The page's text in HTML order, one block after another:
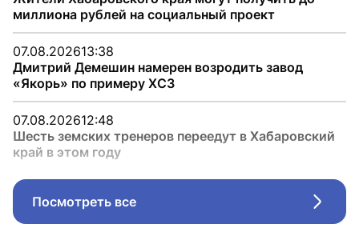
миллиона рублей на социальный проект
07.08.202613:38
Дмитрий Демешин намерен возродить завод
«Якорь» по примеру ХСЗ
07.08.202612:48
Шесть земских тренеров переедут в Хабаровский
край в этом году
Посмотреть все